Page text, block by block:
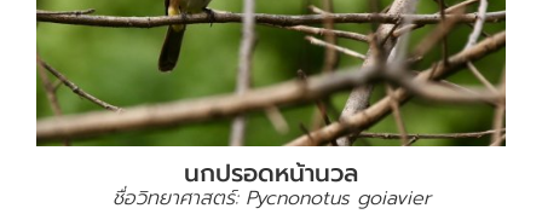
นกปรอดหน้านวล
ชื่อวิทยาศาสตร์: Pycnonotus goiavier